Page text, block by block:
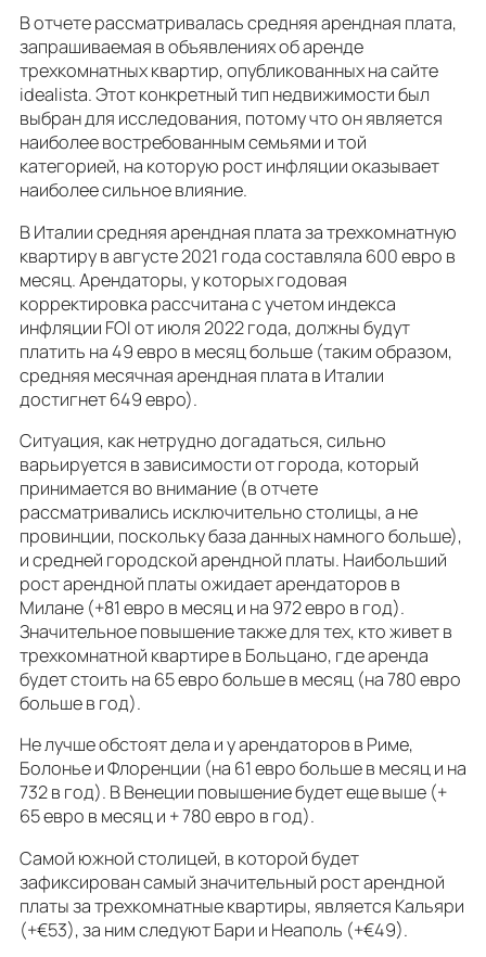
В отчете рассматривалась средняя арендная плата,
запрашиваемая в объявлениях об аренде
трехкомнатных квартир, опубликованных на сайте
idealista. Этот конкретный тип недвижимости был
выбран для исследования, потому что он является
наиболее востребованным семьями и той
категорией, на которую рост инфляции оказывает
наиболее сильное влияние.
В Италии средняя арендная плата за трехкомнатную
квартиру в августе 2021 года составляла 600 евро в
месяц. Арендаторы, у которых годовая
корректировка рассчитана с учетом индекса
инфляции FOI от июля 2022 года, должны будут
платить на 49 евро в месяц больше (таким образом,
средняя месячная арендная плата в Италии
достигнет 649 евро).
Ситуация, как нетрудно догадаться, сильно
варьируется в зависимости от города, который
принимается во внимание (в отчете
рассматривались исключительно столицы, а не
провинции, поскольку база данных намного больше),
и средней городской арендной платы. Наибольший
рост арендной платы ожидает арендаторов в
Милане (+81 евро в месяц и на 972 евро в год).
Значительное повышение также для тех, кто живет в
трехкомнатной квартире в Больцано, где аренда
будет стоить на 65 евро больше в месяц (на 780 евро
больше в год).
Не лучше обстоят дела и у арендаторов в Риме,
Болонье и Флоренции (на 61 евро больше в месяц и на
732 в год). В Венеции повышение будет еще выше (+
65 евро в месяц и + 780 евро в год).
Самой южной столицей, в которой будет
зафиксирован самый значительный рост арендной
платы за трехкомнатные квартиры, является Кальяри
(+€53), за ним следуют Бари и Неаполь (+€49).